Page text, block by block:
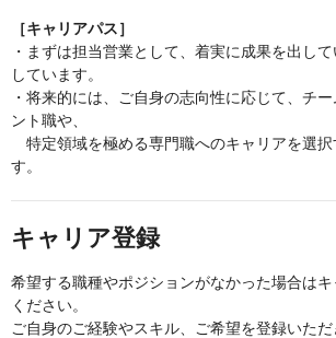
［キャリアパス］
・まずは担当営業として、着実に成果を出し
しています。
・将来的には、ご自身の志向性に応じて、チ
ント職や、
特定領域を極める専門職へのキャリアを選
す。
キャリア登録
希望する職種やポジションがなかった場合は
ください。
ご自身のご経験やスキル、ご希望を登録いただ